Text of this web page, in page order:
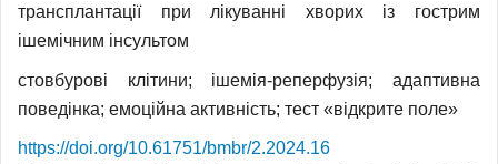
трансплантації при лікуванні хворих із гострим
ішемічним інсультом
стовбурові клітини; ішемія-реперфузія; адаптивна
поведінка; емоційна активність; тест «відкрите поле»
https://doi.org/10.61751/bmbr/2.2024.16